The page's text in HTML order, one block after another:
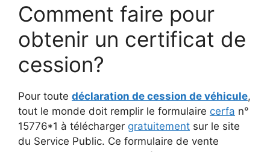
Comment faire pour
obtenir un certificat de
cession?
Pour toute déclaration de cession de véhicule,
tout le monde doit remplir le formulaire cerfa n°
15776*1 à télécharger gratuitement sur le site
du Service Public. Ce formulaire de vente